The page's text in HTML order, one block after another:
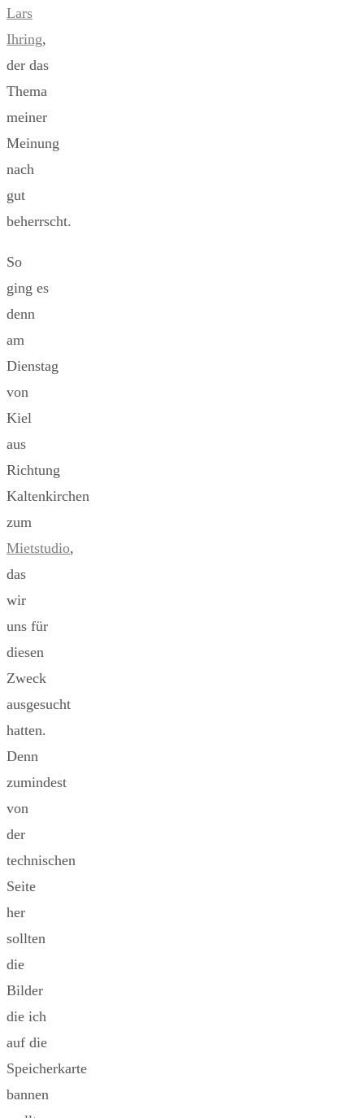
Lars
Ihring,
der das
Thema
meiner
Meinung
nach
gut
beherrscht.
So
ging es
denn
am
Dienstag
von
Kiel
aus
Richtung
Kaltenkirchen
zum
Mietstudio,
das
wir
uns für
diesen
Zweck
ausgesucht
hatten.
Denn
zumindest
von
der
technischen
Seite
her
sollten
die
Bilder
die ich
auf die
Speicherkarte
bannen